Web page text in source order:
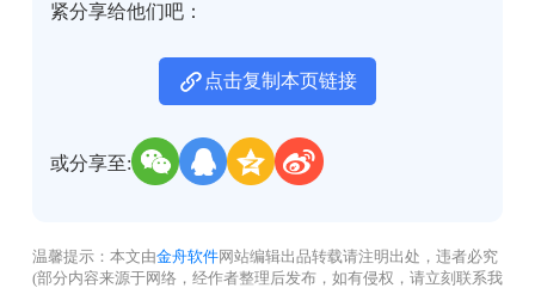
紧分享给他们吧：
点击复制本页链接
或分享至:
温馨提示：本文由金舟软件网站编辑出品转载请注明出处，违者必究
(部分内容来源于网络，经作者整理后发布，如有侵权，请立刻联系我